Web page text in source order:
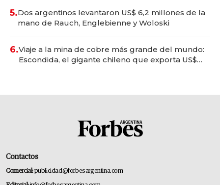
5.Dos argentinos levantaron US$ 6,2 millones de la
mano de Rauch, Englebienne y Woloski
6.Viaje a la mina de cobre más grande del mundo:
Escondida, el gigante chileno que exporta US$
Contactos
Comercial:publicidad@forbesargentina.com